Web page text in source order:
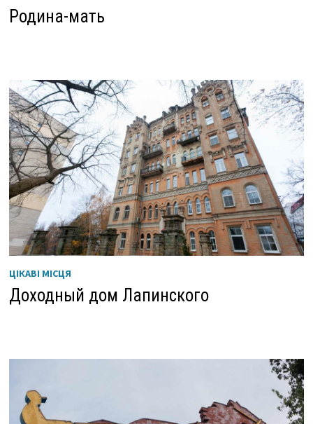
Родина-мать
ЦІКАВІ МІСЦЯ
Доходный дом Лапинского